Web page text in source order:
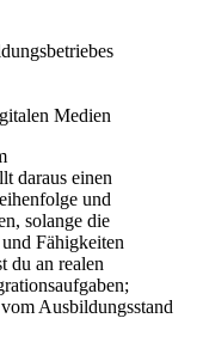
Medien
daraus einen
und
solange die
Fähigkeiten
du an realen
Ausbildungsstand